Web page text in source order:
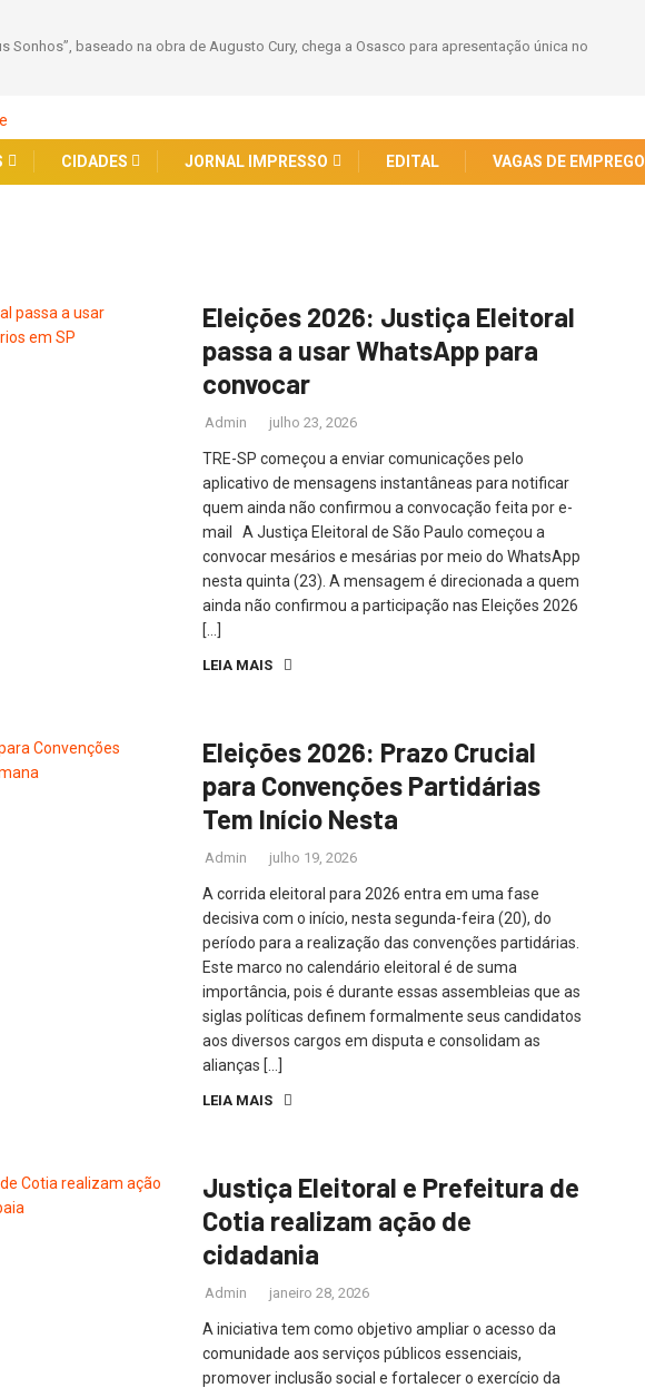
Sonhos”, baseado na obra de Augusto Cury, chega a Osasco para apresentação única no
CIDADES JORNAL IMPRESSO EDITAL VAGAS DE EMPREGO
Eleições 2026: Justiça Eleitoral
passa a usar WhatsApp para
convocar
Admin julho 23, 2026
TRE-SP começou a enviar comunicações pelo
aplicativo de mensagens instantâneas para notificar
quem ainda não confirmou a convocação feita por e-
mail A Justiça Eleitoral de São Paulo começou a
convocar mesários e mesárias por meio do WhatsApp
nesta quinta (23). A mensagem é direcionada a quem
ainda não confirmou a participação nas Eleições 2026
[…]
LEIA MAIS
Eleições 2026: Prazo Crucial
para Convenções Partidárias
Tem Início Nesta
Admin julho 19, 2026
A corrida eleitoral para 2026 entra em uma fase
decisiva com o início, nesta segunda-feira (20), do
período para a realização das convenções partidárias.
Este marco no calendário eleitoral é de suma
importância, pois é durante essas assembleias que as
siglas políticas definem formalmente seus candidatos
aos diversos cargos em disputa e consolidam as
alianças […]
LEIA MAIS
Justiça Eleitoral e Prefeitura de
Cotia realizam ação de
cidadania
Admin janeiro 28, 2026
A iniciativa tem como objetivo ampliar o acesso da
comunidade aos serviços públicos essenciais,
promover inclusão social e fortalecer o exercício da